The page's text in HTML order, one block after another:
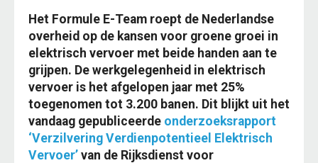
Het Formule E-Team roept de Nederlandse
overheid op de kansen voor groene groei in
elektrisch vervoer met beide handen aan te
grijpen. De werkgelegenheid in elektrisch
vervoer is het afgelopen jaar met 25%
toegenomen tot 3.200 banen. Dit blijkt uit het
vandaag gepubliceerde onderzoeksrapport
‘Verzilvering Verdienpotentieel Elektrisch
Vervoer’ van de Rijksdienst voor